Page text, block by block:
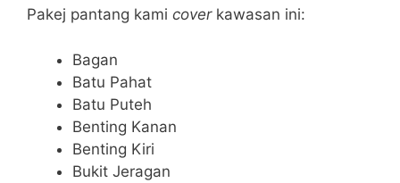
Pakej pantang kami coverkawasan ini:
Bagan
Batu Pahat
Batu Puteh
Benting Kanan
Benting Kiri
Bukit Jeragan